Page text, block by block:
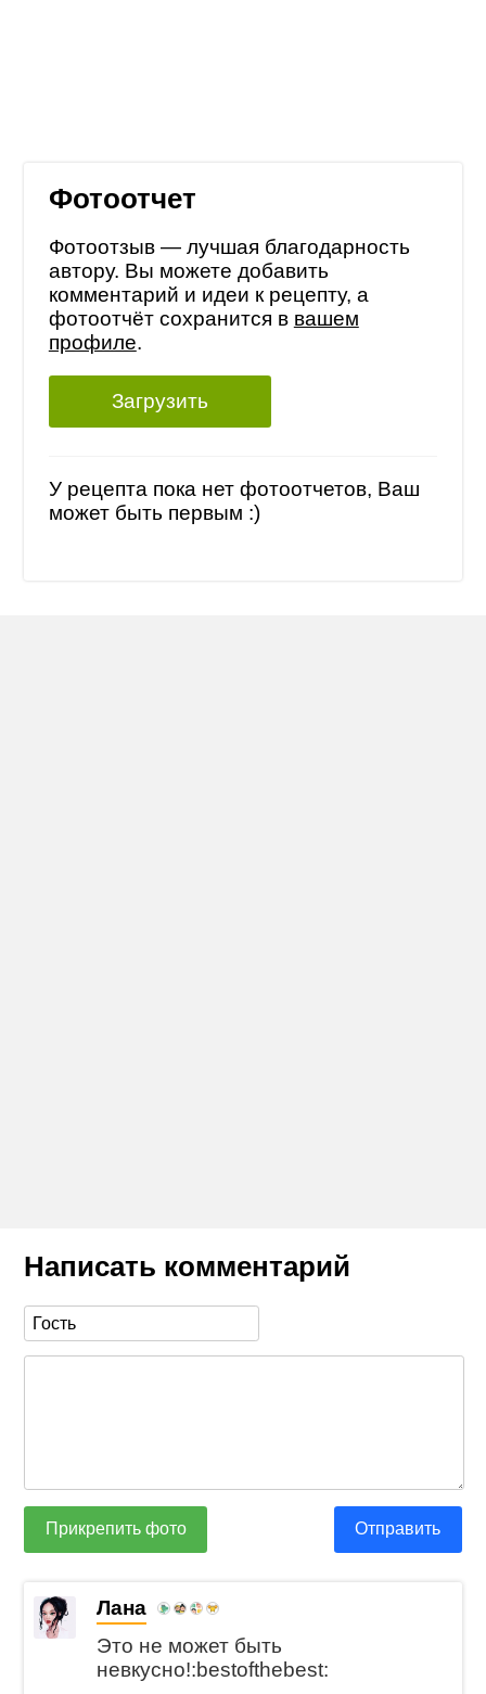
Фотоотчет
Фотоотзыв — лучшая благодарность
автору. Вы можете добавить
комментарий и идеи к рецепту, а
фотоотчёт сохранится в вашем
профиле.
Загрузить
У рецепта пока нет фотоотчетов, Ваш
может быть первым :)
Написать комментарий
Прикрепить фото Отправить
Лана
Это не может быть
невкусно!:bestofthebest: